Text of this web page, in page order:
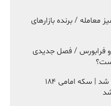
معامله / برنده بازارهای
فرابورس / فصل جدیدی
بازار طلا دوباره صعودی شد | سکه امامی ۱۸۴